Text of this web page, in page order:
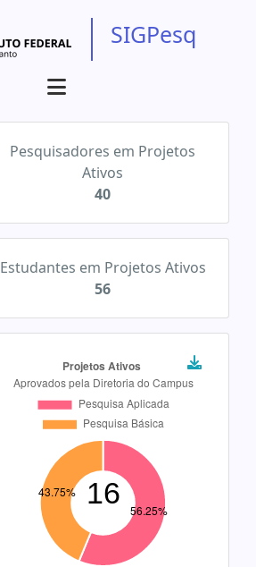
SIGPesq
Pesquisadores em Projetos
Ativos
40
Estudantes em Projetos Ativos
56